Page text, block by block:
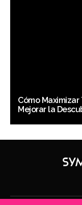
Cómo
Mejorar la